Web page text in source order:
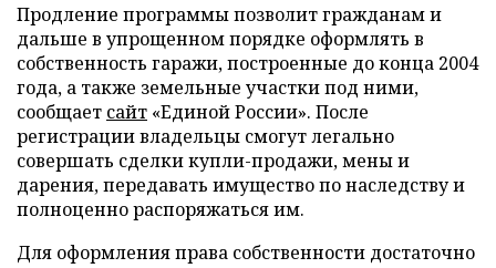
Продление программы позволит гражданам и
дальше в упрощенном порядке оформлять в
собственность гаражи, построенные до конца 2004
года, а также земельные участки под ними,
сообщает сайт «Единой России». После
регистрации владельцы смогут легально
совершать сделки купли-продажи, мены и
дарения, передавать имущество по наследству и
полноценно распоряжаться им.
Для оформления права собственности достаточно